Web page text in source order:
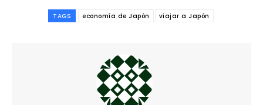
TAGS economía de Japón viajar a Japón